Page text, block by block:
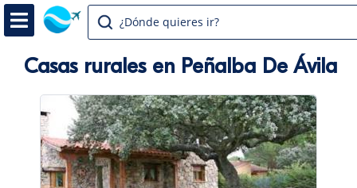
¿Dónde quieres ir?
Casas rurales en Peñalba De Ávila